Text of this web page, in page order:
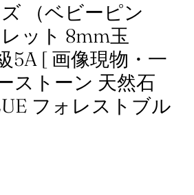
（ベビーピン
ット 8mm玉
5A [ 画像現物・一
ストーン 天然石
フォレストブル